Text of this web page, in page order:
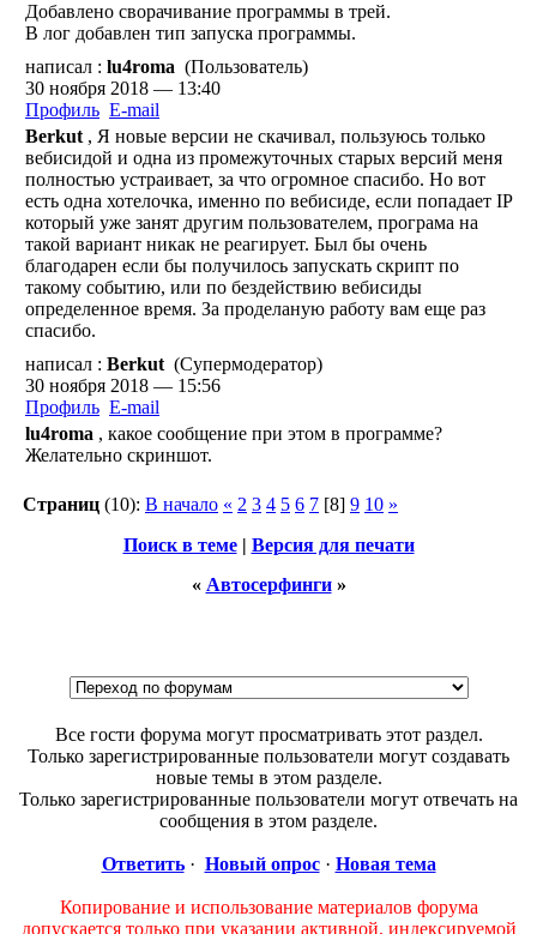
Добавлено сворачивание программы в трей.
В лог добавлен тип запуска программы.
написал : lu4roma (Пользователь)
30 ноября 2018 — 13:40
Профиль E-mail
Berkut , Я новые версии не скачивал, пользуюсь только
вебисидой и одна из промежуточных старых версий меня
полностью устраивает, за что огромное спасибо. Но вот
есть одна хотелочка, именно по вебисиде, если попадает IP
который уже занят другим пользователем, програма на
такой вариант никак не реагирует. Был бы очень
благодарен если бы получилось запускать скрипт по
такому событию, или по бездействию вебисиды
определенное время. За проделаную работу вам еще раз
спасибо.
написал : Berkut (Супермодератор)
30 ноября 2018 — 15:56
Профиль E-mail
lu4roma , какое сообщение при этом в программе?
Желательно скриншот.
Страниц (10): В начало « 2 3 4 5 6 7 [8] 9 10 »
Поиск в теме| Версия для печати
« Автосерфинги»
Все гости форума могут просматривать этот раздел.
Только зарегистрированные пользователи могут создавать
новые темы в этом разделе.
Только зарегистрированные пользователи могут отвечать на
сообщения в этом разделе.
Ответить· Новый опрос· Новая тема
Копирование и использование материалов форума
допускается только при указании активной, индексируемой